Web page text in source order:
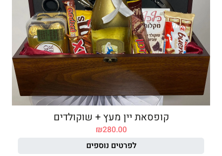
קופסאת יין מעץ + שוקולדים
₪280.00
לפרטים נוספים